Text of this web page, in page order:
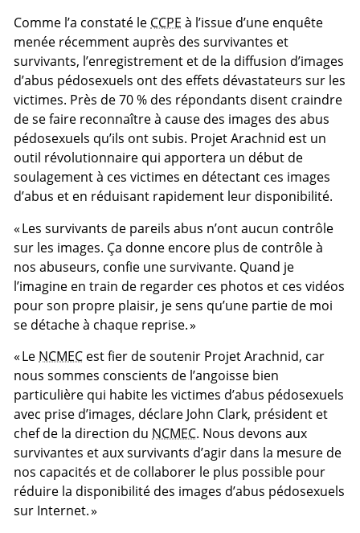
Comme l’a constaté le CCPE à l’issue d’une enquête
menée récemment auprès des survivantes et
survivants, l’enregistrement et de la diffusion d’images
d’abus pédosexuels ont des effets dévastateurs sur les
victimes. Près de 70 % des répondants disent craindre
de se faire reconnaître à cause des images des abus
pédosexuels qu’ils ont subis. Projet Arachnid est un
outil révolutionnaire qui apportera un début de
soulagement à ces victimes en détectant ces images
d’abus et en réduisant rapidement leur disponibilité.
« Les survivants de pareils abus n’ont aucun contrôle
sur les images. Ça donne encore plus de contrôle à
nos abuseurs, confie une survivante. Quand je
l’imagine en train de regarder ces photos et ces vidéos
pour son propre plaisir, je sens qu’une partie de moi
se détache à chaque reprise. »
« LeNCMEC est fier de soutenir Projet Arachnid, car
nous sommes conscients de l’angoisse bien
particulière qui habite les victimes d’abus pédosexuels
avec prise d’images, déclare John Clark, président et
chef de la direction duNCMEC. Nous devons aux
survivantes et aux survivants d’agir dans la mesure de
nos capacités et de collaborer le plus possible pour
réduire la disponibilité des images d’abus pédosexuels
sur Internet. »